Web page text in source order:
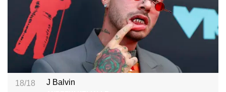
18/18 J Balvin